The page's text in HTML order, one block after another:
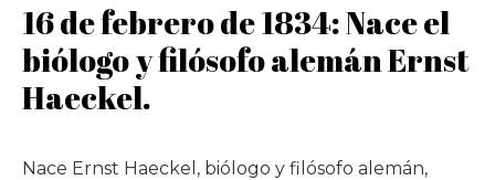
16 de febrero de 1834: Nace el
biólogo y filósofo alemán Ernst
Haeckel.
Nace Ernst Haeckel, biólogo y filósofo alemán,